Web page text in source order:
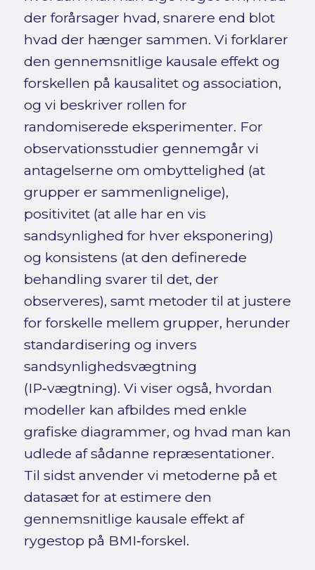
der forårsager hvad, snarere end blot
hvad der hænger sammen. Vi forklarer
den gennemsnitlige kausale effekt og
forskellen på kausalitet og association,
og vi beskriver rollen for
randomiserede eksperimenter. For
observationsstudier gennemgår vi
antagelserne om ombyttelighed (at
grupper er sammenlignelige),
positivitet (at alle har en vis
sandsynlighed for hver eksponering)
og konsistens (at den definerede
behandling svarer til det, der
observeres), samt metoder til at justere
for forskelle mellem grupper, herunder
standardisering og invers
sandsynlighedsvægtning
(IP‑vægtning). Vi viser også, hvordan
modeller kan afbildes med enkle
grafiske diagrammer, og hvad man kan
udlede af sådanne repræsentationer.
Til sidst anvender vi metoderne på et
datasæt for at estimere den
gennemsnitlige kausale effekt af
rygestop på BMI‑forskel.